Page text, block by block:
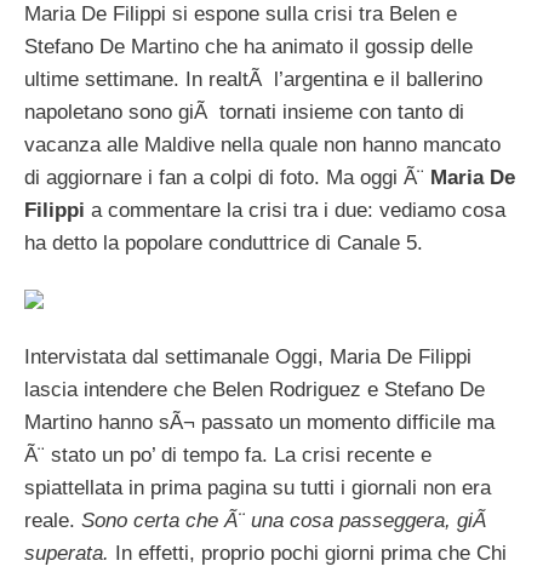
Maria De Filippi si espone sulla crisi tra Belen e
Stefano De Martino che ha animato il gossip delle
ultime settimane. In realtÃ l’argentina e il ballerino
napoletano sono giÃ tornati insieme con tanto di
vacanza alle Maldive nella quale non hanno mancato
di aggiornare i fan a colpi di foto. Ma oggi Ã¨ Maria De
Filippi a commentare la crisi tra i due: vediamo cosa
ha detto la popolare conduttrice di Canale 5.
Intervistata dal settimanale Oggi, Maria De Filippi
lascia intendere che Belen Rodriguez e Stefano De
Martino hanno sÃ¬ passato un momento difficile ma
Ã¨ stato un po’ di tempo fa. La crisi recente e
spiattellata in prima pagina su tutti i giornali non era
reale. Sono certa che Ã¨ una cosa passeggera, giÃ
superata. In effetti, proprio pochi giorni prima che Chi